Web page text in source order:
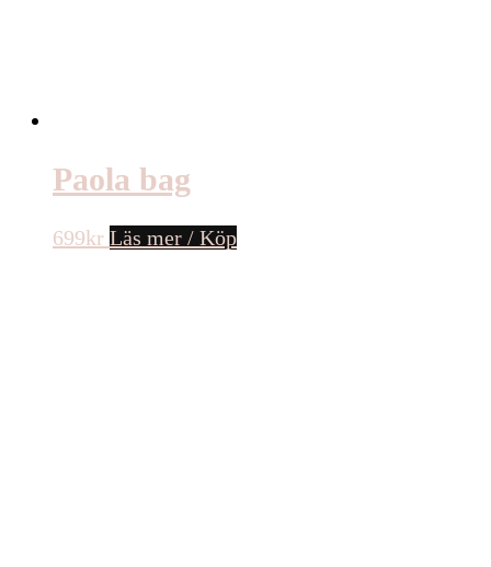
Paola bag
699kr Läs mer / Köp